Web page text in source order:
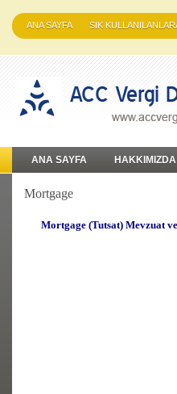
ANA SAYFA SIK
ANA SAYFA HAKKIMIZDA
Mortgage